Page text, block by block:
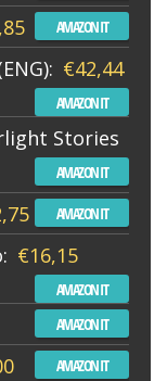
AMAZON IT
€42,44
AMAZON IT
Stories
AMAZON IT
AMAZON IT
€16,15
AMAZON IT
AMAZON IT
AMAZON IT